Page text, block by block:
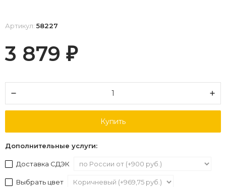
Артикул: 58227
3 879 ₽
Купить
Дополнительные услуги:
Доставка СДЭК
Выбрать цвет